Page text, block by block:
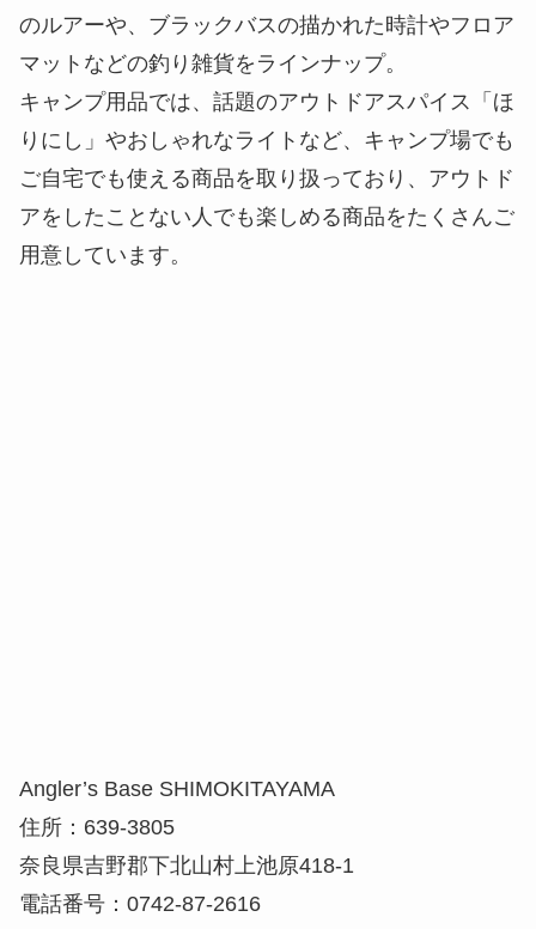
のルアーや、ブラックバスの描かれた時計やフロア
マットなどの釣り雑貨をラインナップ。
キャンプ用品では、話題のアウトドアスパイス「ほ
りにし」やおしゃれなライトなど、キャンプ場でも
ご自宅でも使える商品を取り扱っており、アウトド
アをしたことない人でも楽しめる商品をたくさんご
用意しています。
Angler’s Base SHIMOKITAYAMA
住所：639-3805
奈良県吉野郡下北山村上池原418-1
電話番号：0742-87-2616